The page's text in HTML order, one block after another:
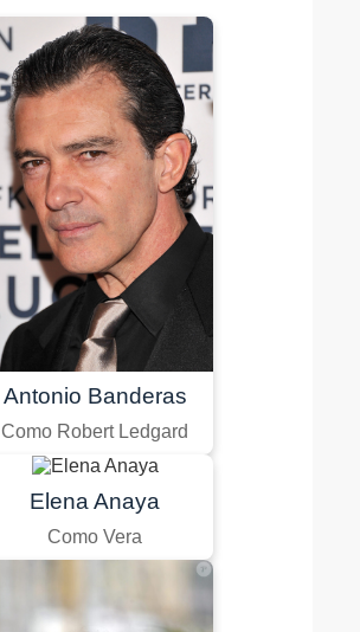
Antonio Banderas
Como Robert Ledgard
Elena Anaya
Como Vera